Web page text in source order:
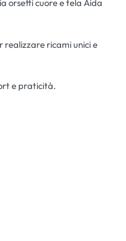
orsetti cuore e tela Aida
ricami unici e
e praticità.